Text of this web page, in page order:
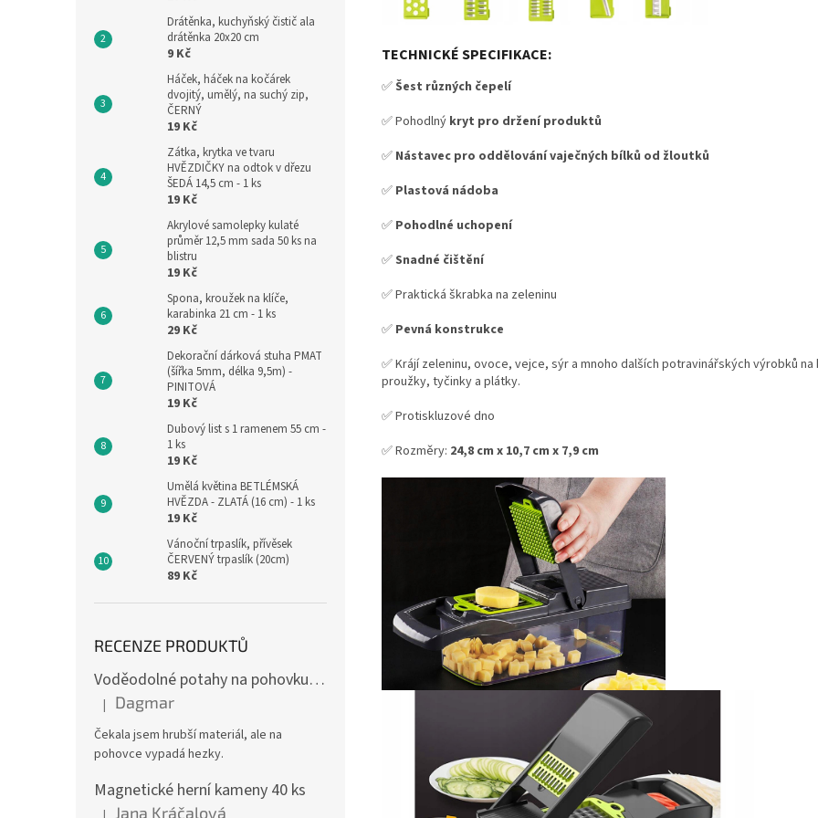
Drátěnka, kuchyňský čistič ala
drátěnka 20x20 cm
9 Kč
Háček, háček na kočárek
dvojitý, umělý, na suchý zip,
ČERNÝ
19 Kč
Zátka, krytka ve tvaru
HVĚZDIČKY na odtok v dřezu
ŠEDÁ 14,5 cm - 1 ks
19 Kč
Akrylové samolepky kulaté
průměr 12,5 mm sada 50 ks na
blistru
19 Kč
Spona, kroužek na klíče,
karabinka 21 cm - 1 ks
29 Kč
Dekorační dárková stuha PMAT
(šířka 5mm, délka 9,5m) -
PINITOVÁ
19 Kč
Dubový list s 1 ramenem 55 cm -
1 ks
19 Kč
Umělá květina BETLÉMSKÁ
HVĚZDA - ZLATÁ (16 cm) - 1 ks
19 Kč
Vánoční trpaslík, přívěsek
ČERVENÝ trpaslík (20cm)
89 Kč
RECENZE PRODUKTŮ
Voděodolné potahy na pohovku se vzorem
Hodnocení produktu je 4 z 5 hvězdiček.
| Dagmar
Čekala jsem hrubší materiál, ale na
pohovce vypadá hezky.
Magnetické herní kameny 40 ks
Jana Kráčalová
TECHNICKÉ SPECIFIKACE:
✅Šest různých čepelí
✅ Pohodlný kryt pro držení produktů
✅ Nástavec pro oddělování vaječných bílků od žloutků
✅ Plastová nádoba
✅ Pohodlné uchopení
✅Snadné čištění
✅ Praktická škrabka na zeleninu
✅ Pevná konstrukce
✅ Krájí zeleninu, ovoce, vejce, sýr a mnoho dalších potravinářských výrobků
proužky, tyčinky a plátky.
✅ Protiskluzové dno
✅ Rozměry: 24,8 cm x 10,7 cm x 7,9 cm